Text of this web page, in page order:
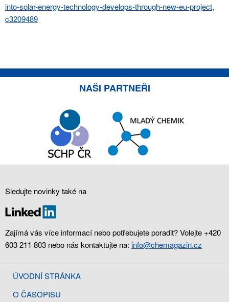
into-solar-energy-technology-develops-through-new-eu-project,
c3209489
NAŠI PARTNEŘI
Sledujte novinky také na
Zajímá vás více informací nebo potřebujete poradit? Volejte +420
603 211 803 nebo nás kontaktujte na: info@chemagazin.cz
ÚVODNÍ STRÁNKA
O ČASOPISU